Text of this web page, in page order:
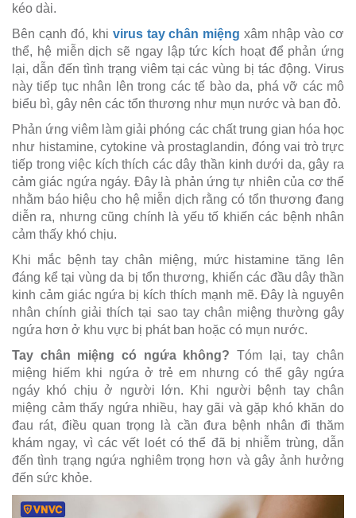
kéo dài.
Bên cạnh đó, khi virus tay chân miệng xâm nhập vào cơ
thể, hệ miễn dịch sẽ ngay lập tức kích hoạt để phản ứng
lại, dẫn đến tình trạng viêm tại các vùng bị tác động. Virus
này tiếp tục nhân lên trong các tế bào da, phá vỡ các mô
biểu bì, gây nên các tổn thương như mụn nước và ban đỏ.
Phản ứng viêm làm giải phóng các chất trung gian hóa học
như histamine, cytokine và prostaglandin, đóng vai trò trực
tiếp trong việc kích thích các dây thần kinh dưới da, gây ra
cảm giác ngứa ngáy. Đây là phản ứng tự nhiên của cơ thể
nhằm báo hiệu cho hệ miễn dịch rằng có tổn thương đang
diễn ra, nhưng cũng chính là yếu tố khiến các bệnh nhân
cảm thấy khó chịu.
Khi mắc bệnh tay chân miệng, mức histamine tăng lên
đáng kể tại vùng da bị tổn thương, khiến các đầu dây thần
kinh cảm giác ngứa bị kích thích mạnh mẽ. Đây là nguyên
nhân chính giải thích tại sao tay chân miệng thường gây
ngứa hơn ở khu vực bị phát ban hoặc có mụn nước.
Tay chân miệng có ngứa không? Tóm lại, tay chân
miệng hiếm khi ngứa ở trẻ em nhưng có thể gây ngứa
ngáy khó chịu ở người lớn. Khi người bệnh tay chân
miệng cảm thấy ngứa nhiều, hay gãi và gặp khó khăn do
đau rát, điều quan trọng là cần đưa bệnh nhân đi thăm
khám ngay, vì các vết loét có thể đã bị nhiễm trùng, dẫn
đến tình trạng ngứa nghiêm trọng hơn và gây ảnh hưởng
đến sức khỏe.